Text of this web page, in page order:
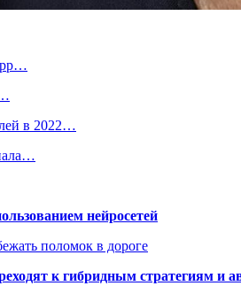
в 2022…
нейросетей
поломок в дороге
к гибридным стратегиям и